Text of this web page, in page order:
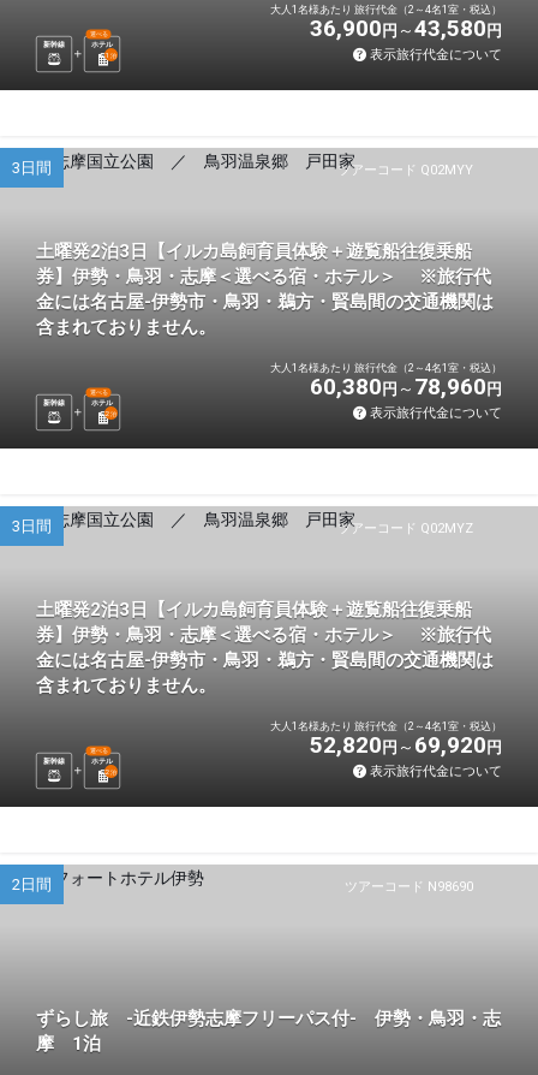
新幹線 ホテル
選べる
1 泊
大人1名様あたり 旅行代金（2～4名1室・税込）
36,900 円 43,580 円
表示旅行代金について
ツアーコード Q02MYY
3日間
土曜発2泊3日【イルカ島飼育員体験＋遊覧船往復乗船
券】伊勢・鳥羽・志摩＜選べる宿・ホテル＞ ※旅行代
金には名古屋-伊勢市・鳥羽・鵜方・賢島間の交通機関は
含まれておりません。
新幹線 ホテル
選べる
2泊
大人1名様あたり 旅行代金（2～4名1室・税込）
60,380 円 78,960 円
表示旅行代金について
ツアーコード Q02MYZ
3日間
土曜発2泊3日【イルカ島飼育員体験＋遊覧船往復乗船
券】伊勢・鳥羽・志摩＜選べる宿・ホテル＞ ※旅行代
金には名古屋-伊勢市・鳥羽・鵜方・賢島間の交通機関は
含まれておりません。
新幹線 ホテル
選べる
2泊
大人1名様あたり 旅行代金（2～4名1室・税込）
52,820 円 69,920 円
表示旅行代金について
ツアーコード N98690
2日間
ずらし旅 -近鉄伊勢志摩フリーパス付- 伊勢・鳥羽・志
摩 1泊